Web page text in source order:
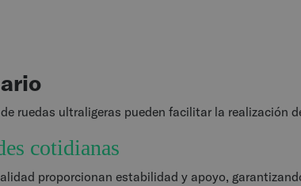
ruedas ultraligeras pueden facilitar la realización
cotidianas
proporcionan estabilidad y apoyo,